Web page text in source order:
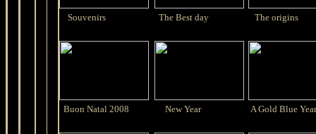
Souvenirs The Best day The origins
Buon Natal 2008 New Year A Gold Blue Year